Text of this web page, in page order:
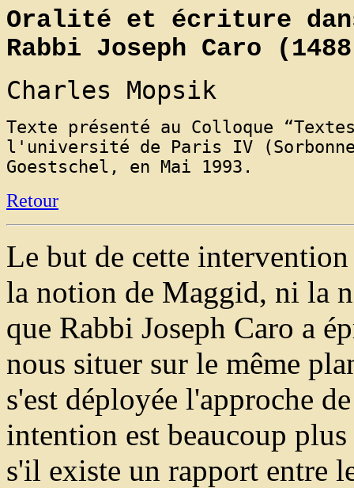
Oralité et écriture
Rabbi Joseph Caro
Charles Mopsik
Texte présenté au Colloque
l'université de Paris IV
Goestschel, en Mai 1993.
Retour
Le but de cette
la notion de Maggid, ni la
que Rabbi Joseph Caro a
nous situer sur le même
s'est déployée l'approche
intention est beaucoup
s'il existe un rapport entre